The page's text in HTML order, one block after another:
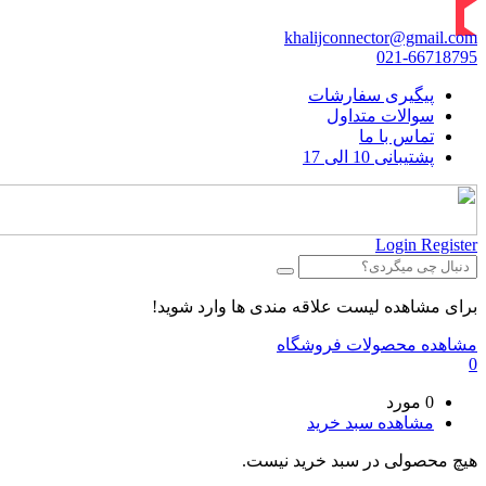
khalijconnector@gmail.com
021-66718795
پیگیری سفارشات
سوالات متداول
تماس با ما
پشتیبانی 10 الی 17
Login Register
برای مشاهده لیست علاقه مندی ها وارد شوید!
مشاهده محصولات فروشگاه
0
0 مورد
مشاهده سبد خرید
هیچ محصولی در سبد خرید نیست.